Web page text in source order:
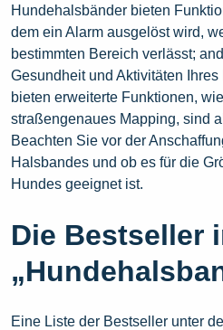
Hundehalsbänder bieten
dem ein Alarm ausgelöst wird,
bestimmten Bereich verlässt;
Gesundheit und Aktivitäten
bieten erweiterte Funktionen,
straßengenaues Mapping, sind
Beachten Sie vor der
Halsbandes und ob es für die
Hundes geeignet ist.
Die Bestseller
Eine Liste der Bestseller unter